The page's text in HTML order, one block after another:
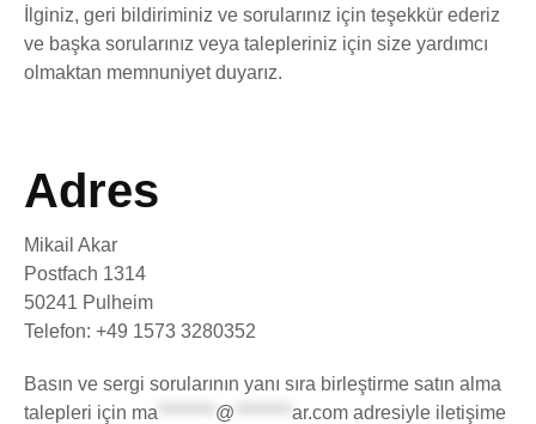
İlginiz, geri bildiriminiz ve sorularınız için teşekkür ederiz
ve başka sorularınız veya talepleriniz için size yardımcı
olmaktan memnuniyet duyarız.
Adres
Mikail Akar
Postfach 1314
50241 Pulheim
Telefon: +49 1573 3280352
Basın ve sergi sorularının yanı sıra birleştirme satın alma
talepleri için ma @ ar.com adresiyle iletişime